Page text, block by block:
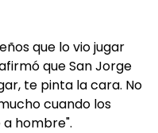
que lo vio jugar
que San Jorge
te pinta la cara. No
cuando los
hombre".